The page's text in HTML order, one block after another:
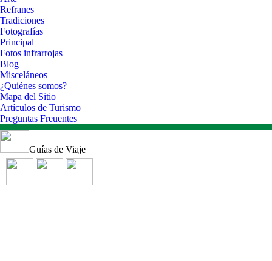
Refranes
Tradiciones
Fotografías
Principal
Fotos infrarrojas
Blog
Misceláneos
¿Quiénes somos?
Mapa del Sitio
Artículos de Turismo
Preguntas Freuentes
Guías de Viaje